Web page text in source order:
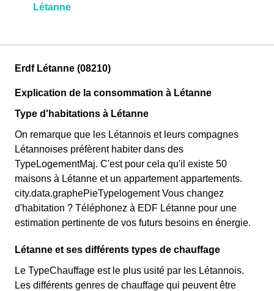
Létanne
Erdf Létanne (08210)
Explication de la consommation à Létanne
Type d'habitations à Létanne
On remarque que les Létannois et leurs compagnes
Létannoises préfèrent habiter dans des
TypeLogementMaj. C'est pour cela qu'il existe 50
maisons à Létanne et un appartement appartements.
city.data.graphePieTypelogement Vous changez
d'habitation ? Téléphonez à EDF Létanne pour une
estimation pertinente de vos futurs besoins en énergie.
Létanne et ses différents types de chauffage
Le TypeChauffage est le plus usité par les Létannois.
Les différents genres de chauffage qui peuvent être